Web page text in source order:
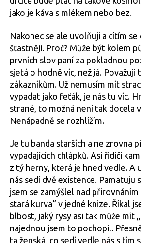
jako je káva s mlékem nebo bez.
Nakonec se ale uvolňuji a cítím se
šťastněji. Proč? Může být kolem
prvních slov paní za pokladnou
sjetá o hodně víc, než já. Považuji
zákazníkům. Už nemusím mít
vypadat jako feťák, je nás tu víc.
straně, to možná není tak docela
Nenápadně se rozhlížím.
Je tu banda starších a ne zrovna
vypadajících chlápků. Asi řidiči
z tý herny, která je hned vedle. A
nás sedí dvě existence. Pamatuju
jsem se zamýšlel nad přirovnáním
stará kurva“ v jedné knize. Říkal
blbost, jaký rysy asi tak může mít
najednou jsem to pochopil.
ta ženská, co sedí vedle nás s tím